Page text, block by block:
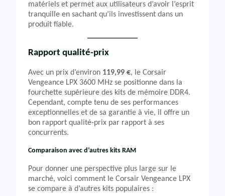
matériels et permet aux utilisateurs d’avoir l’esprit
tranquille en sachant qu’ils investissent dans un
produit fiable.
Rapport qualité-prix
Avec un prix d’environ 119,99 €, le Corsair
Vengeance LPX 3600 MHz se positionne dans la
fourchette supérieure des kits de mémoire DDR4.
Cependant, compte tenu de ses performances
exceptionnelles et de sa garantie à vie, il offre un
bon rapport qualité-prix par rapport à ses
concurrents.
Comparaison avec d’autres kits RAM
Pour donner une perspective plus large sur le
marché, voici comment le Corsair Vengeance LPX
se compare à d’autres kits populaires :